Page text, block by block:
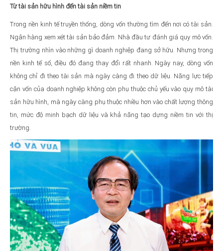
Từ tài sản hữu hình đến tài sản niềm tin
Trong nền kinh tế truyền thống, dòng vốn thường tìm đến nơi có tài sản.
Ngân hàng xem xét tài sản bảo đảm. Nhà đầu tư đánh giá quy mô vốn.
Thị trường nhìn vào những gì doanh nghiệp đang sở hữu. Nhưng trong
nền kinh tế số, điều đó đang thay đổi rất nhanh. Ngày nay, dòng vốn
không chỉ đi theo tài sản mà ngày càng đi theo dữ liệu. Năng lực tiếp
cận vốn của doanh nghiệp không còn phụ thuộc chủ yếu vào quy mô tài
sản hữu hình, mà ngày càng phụ thuộc nhiều hơn vào chất lượng thông
tin, mức độ minh bạch dữ liệu và khả năng tạo dựng niềm tin với thị
trường.